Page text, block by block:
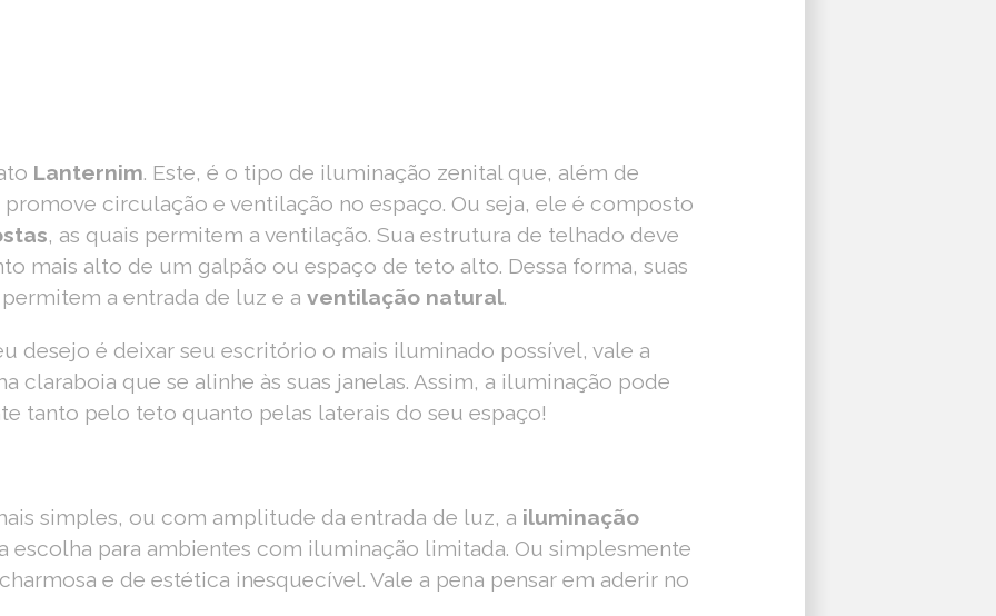
Lanternim. Este, é o tipo de iluminação zenital que, além de
circulação e ventilação no espaço. Ou seja, ele é composto
, as quais permitem a ventilação. Sua estrutura de telhado deve
mais alto de um galpão ou espaço de teto alto. Dessa forma, suas
a entrada de luz e a ventilação natural.
desejo é deixar seu escritório o mais iluminado possível, vale a
claraboia que se alinhe às suas janelas. Assim, a iluminação pode
tanto pelo teto quanto pelas laterais do seu espaço!
simples, ou com amplitude da entrada de luz, a iluminação
escolha para ambientes com iluminação limitada. Ou simplesmente
e de estética inesquecível. Vale a pena pensar em aderir no